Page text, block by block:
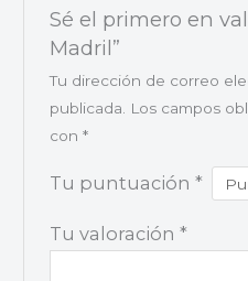
Sé el primero en
Madril”
Tu dirección de correo
publicada.
Los campos
con *
Tu puntuación *
Tu valoración *